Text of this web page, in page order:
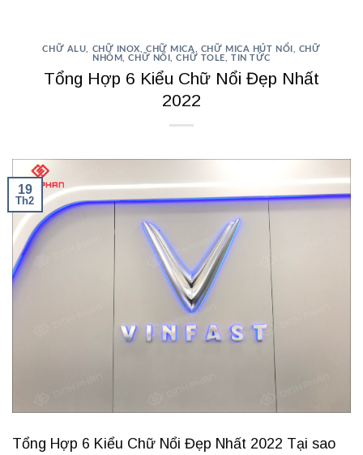
CHỮ ALU, CHỮ INOX,CHỮ MICA, CHỮ MICA HÚT NỔI , CHỮ
NHÔM,CHỮ NỔI,CHỮ TOLE,TIN TỨC
Tổng Hợp 6 Kiểu Chữ Nổi Đẹp Nhất
2022
19
Th2
Tổng Hợp 6 Kiểu Chữ Nổi Đẹp Nhất 2022 Tại sao